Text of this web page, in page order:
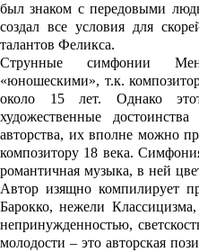
был знаком с передовыми
создал все условия для
талантов Феликса.
Струнные симфонии
«юношескими», т.к.
около 15 лет. Однако
художественные
авторства, их вполне можно
композитору 18 века.
романтичная музыка, в ней
Автор изящно компилирует
Барокко, нежели
непринужденностью,
молодости – это авторская